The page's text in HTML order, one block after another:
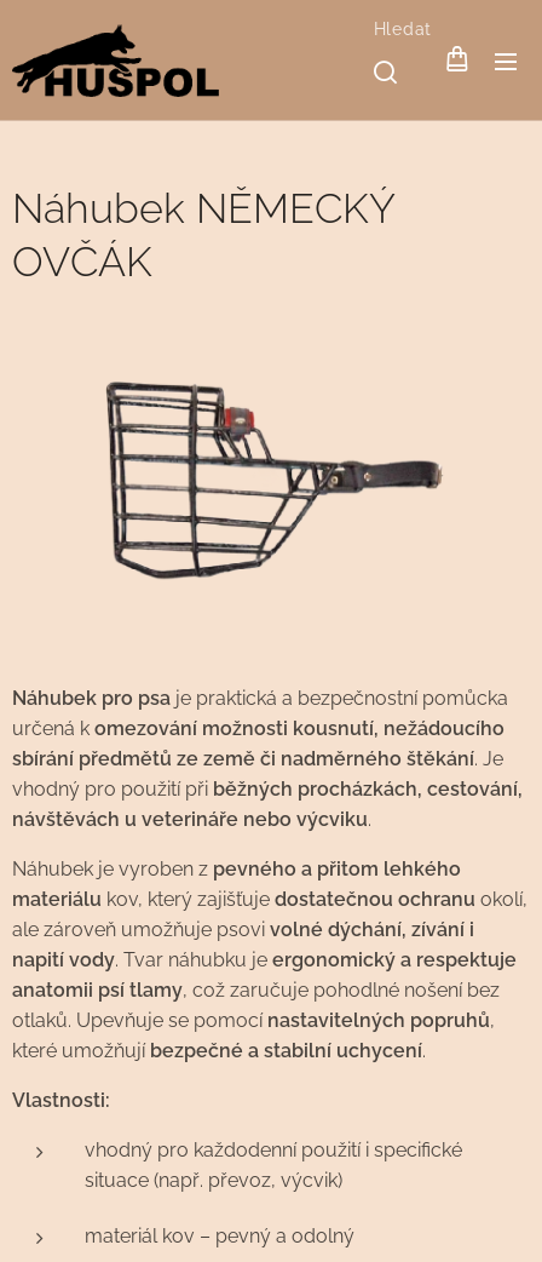
Hledat
Náhubek NĚMECKÝ
OVČÁK
Náhubek pro psa je praktická a bezpečnostní pomůcka
určená k omezování možnosti kousnutí, nežádoucího
sbírání předmětů ze země či nadměrného štěkání. Je
vhodný pro použití při běžných procházkách, cestování,
návštěvách u veterináře nebo výcviku.
Náhubek je vyroben z pevného a přitom lehkého
materiálu kov, který zajišťuje dostatečnou ochranu okolí,
ale zároveň umožňuje psovi volné dýchání, zívání i
napití vody. Tvar náhubku je ergonomický a respektuje
anatomii psí tlamy, což zaručuje pohodlné nošení bez
otlaků. Upevňuje se pomocí nastavitelných popruhů,
které umožňují bezpečné a stabilní uchycení.
Vlastnosti:
vhodný pro každodenní použití i specifické
situace (např. převoz, výcvik)
materiál kov – pevný a odolný